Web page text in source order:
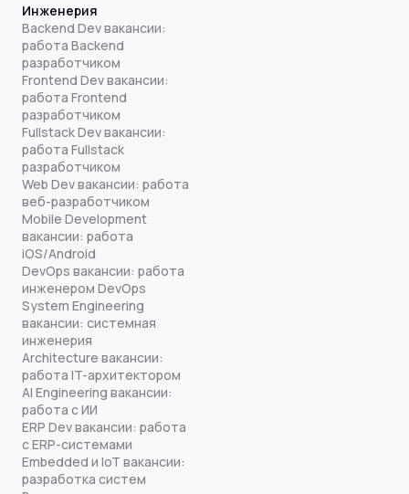
Инженерия
Backend Dev вакансии:
работа Backend
разработчиком
Frontend Dev вакансии:
работа Frontend
разработчиком
Fullstack Dev вакансии:
работа Fullstack
разработчиком
Web Dev вакансии: работа
веб-разработчиком
Mobile Development
вакансии: работа
iOS/Android
DevOps вакансии: работа
инженером DevOps
System Engineering
вакансии: системная
инженерия
Architecture вакансии:
работа IT-архитектором
AI Engineering вакансии:
работа с ИИ
ERP Dev вакансии: работа
с ERP-системами
Embedded и IoT вакансии:
разработка систем